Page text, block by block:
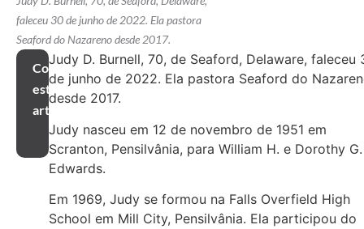
faleceu 30 de junho de 2022. Ela pastora
Seaford do Nazareno desde 2017.
Compartilhar
este
artigo
Judy D. Burnell, 70, de Seaford, Delaware, faleceu
de junho de 2022. Ela pastora Seaford do
desde 2017.
Judy nasceu em 12 de novembro de 1951 em
Scranton, Pensilvânia, para William H. e Dorothy G.
Edwards.
Em 1969, Judy se formou na Falls Overfield High
School em Mill City, Pensilvânia. Ela participou do